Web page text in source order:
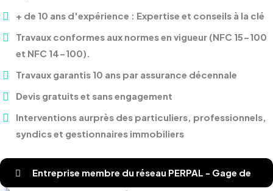
+ de 10 ans d'expérience : Expertise et conseils à la clé
Travaux conformes aux normes en vigueur (NFC 15-100
et NFC 14-100).
Travaux garantis 10 ans par assurance décennale
Devis gratuits et sans engagement
Interventions aurprès des particuliers, professionnels,
syndics et gestionnaires immobiliers
Entreprise membre du réseau PERPAL - Gage de